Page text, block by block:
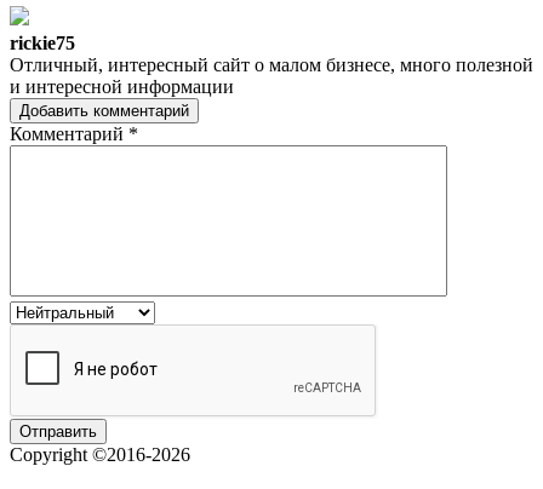
rickie75
Отличный, интересный сайт о малом бизнесе, много полезной
и интересной информации
Добавить комментарий
Комментарий *
Copyright ©2016-2026